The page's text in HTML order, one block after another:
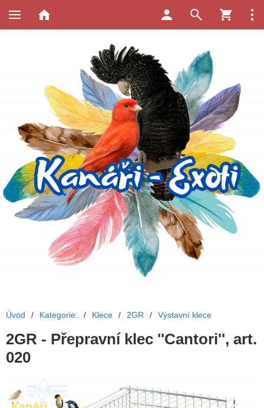
Úvod / Kategorie: / Klece / 2GR / Výstavní klece
2GR - Přepravní klec ''Cantori'', art.
020